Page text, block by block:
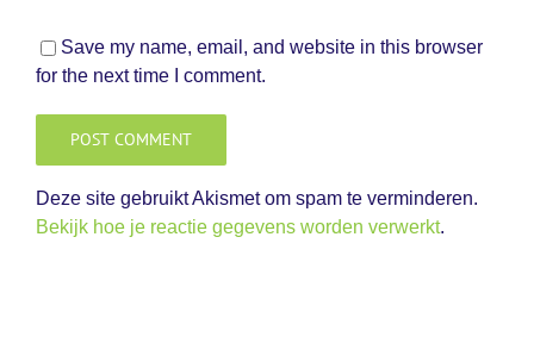
Save my name, email, and website in this browser
for the next time I comment.
Deze site gebruikt Akismet om spam te verminderen.
Bekijk hoe je reactie gegevens worden verwerkt.